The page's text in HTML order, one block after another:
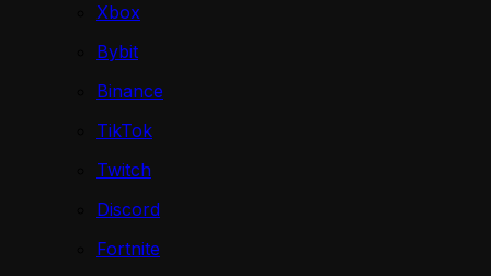
Xbox
Bybit
Binance
TikTok
Twitch
Discord
Fortnite